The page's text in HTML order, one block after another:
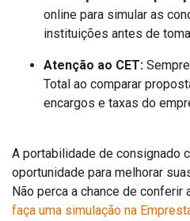
online para simular as
instituições antes de
Atenção ao CET:
Total ao comparar
encargos e taxas do
A portabilidade de consignado
oportunidade para melhorar
Não perca a chance de
faça uma simulação na